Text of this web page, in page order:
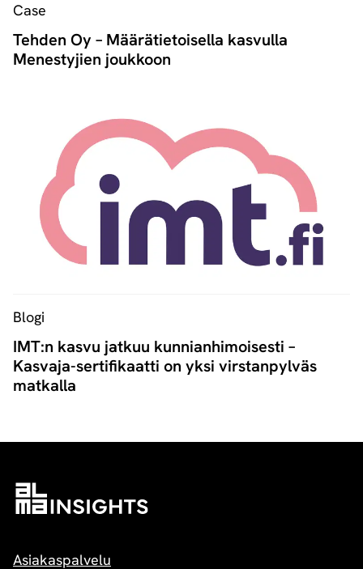
Case
Tehden Oy – Määrätietoisella kasvulla
Menestyjien joukkoon
Blogi
IMT:n kasvu jatkuu kunnianhimoisesti –
Kasvaja-sertifikaatti on yksi virstanpylväs
matkalla
Asiakaspalvelu